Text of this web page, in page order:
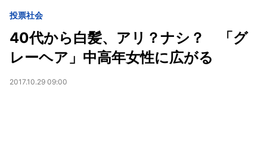
投票社会
40代から白髪、アリ？ナシ？ 「グ
レーヘア」中高年女性に広がる
2017.10.29 09:00